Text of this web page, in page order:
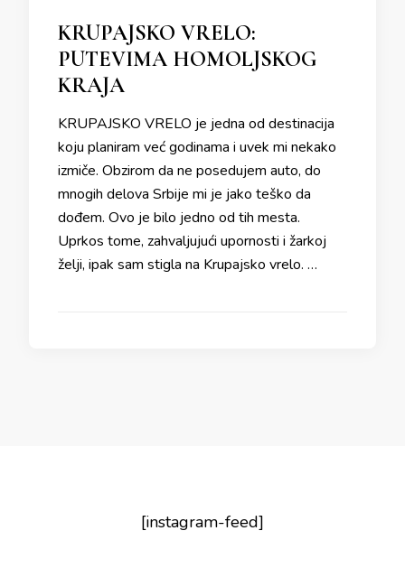
KRUPAJSKO VRELO:
PUTEVIMA HOMOLJSKOG
KRAJA
KRUPAJSKO VRELO je jedna od destinacija
koju planiram već godinama i uvek mi nekako
izmiče. Obzirom da ne posedujem auto, do
mnogih delova Srbije mi je jako teško da
dođem. Ovo je bilo jedno od tih mesta.
Uprkos tome, zahvaljujući upornosti i žarkoj
želji, ipak sam stigla na Krupajsko vrelo. …
[instagram-feed]